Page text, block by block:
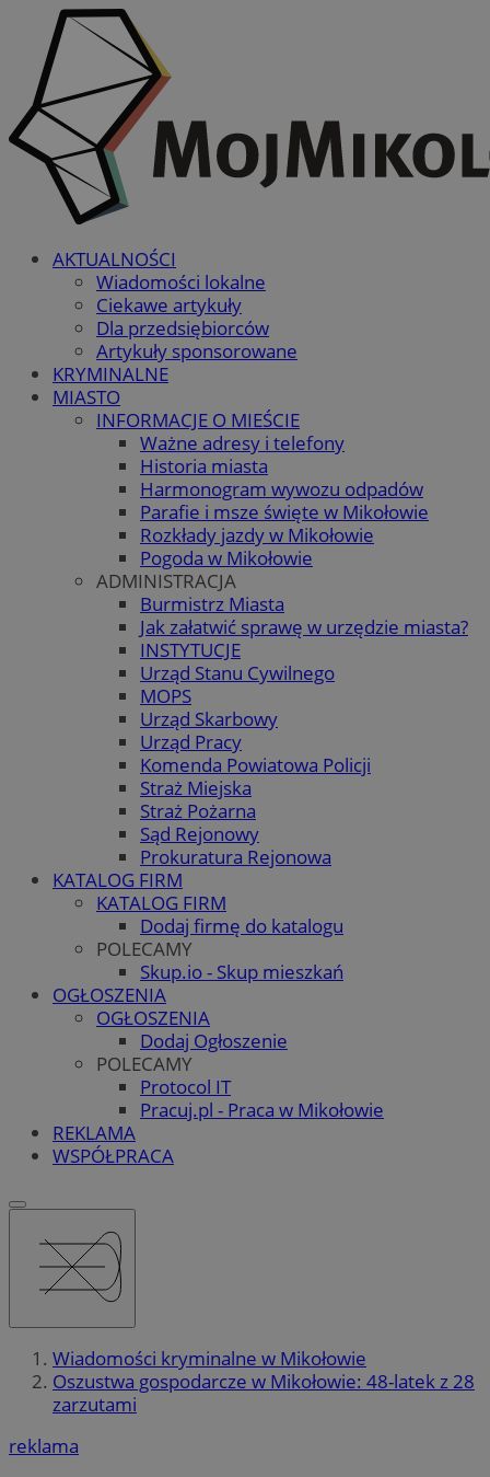
AKTUALNOŚCI
Wiadomości lokalne
Ciekawe artykuły
Dla przedsiębiorców
Artykuły sponsorowane
KRYMINALNE
MIASTO
INFORMACJE O MIEŚCIE
Ważne adresy i telefony
Historia miasta
Harmonogram wywozu odpadów
Parafie i msze święte w Mikołowie
Rozkłady jazdy w Mikołowie
Pogoda w Mikołowie
ADMINISTRACJA
Burmistrz Miasta
Jak załatwić sprawę w urzędzie miasta?
INSTYTUCJE
Urząd Stanu Cywilnego
MOPS
Urząd Skarbowy
Urząd Pracy
Komenda Powiatowa Policji
Straż Miejska
Straż Pożarna
Sąd Rejonowy
Prokuratura Rejonowa
KATALOG FIRM
KATALOG FIRM
Dodaj firmę do katalogu
POLECAMY
Skup.io - Skup mieszkań
OGŁOSZENIA
OGŁOSZENIA
Dodaj Ogłoszenie
POLECAMY
Protocol IT
Pracuj.pl - Praca w Mikołowie
REKLAMA
WSPÓŁPRACA
Wiadomości kryminalne w Mikołowie
Oszustwa gospodarcze w Mikołowie: 48-latek z 28
zarzutami
reklama